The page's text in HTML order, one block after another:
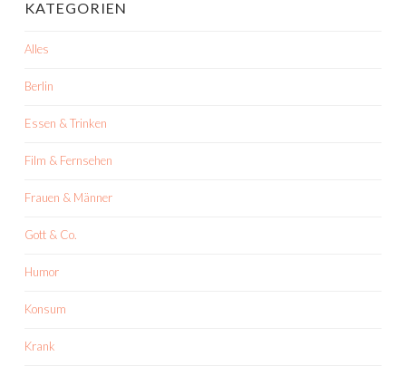
KATEGORIEN
Alles
Berlin
Essen & Trinken
Film & Fernsehen
Frauen & Männer
Gott & Co.
Humor
Konsum
Krank